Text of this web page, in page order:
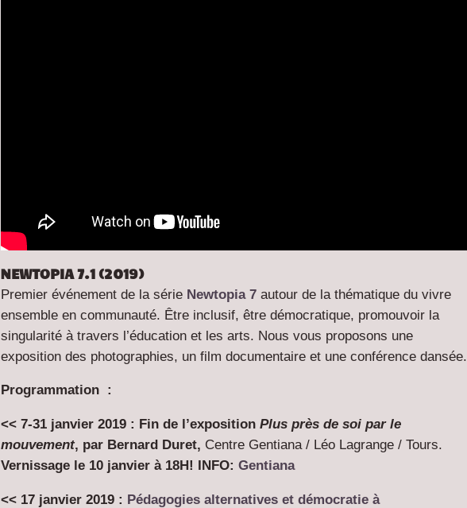
NEWTOPIA 7.1 (2019)
Premier événement de la série Newtopia 7 autour de la thématique du vivre
ensemble en communauté. Être inclusif, être démocratique, promouvoir la
singularité à travers l’éducation et les arts. Nous vous proposons une
exposition des photographies, un film documentaire et une conférence dansée.
Programmation :
<< 7-31 janvier 2019 : Fin de l’exposition Plus près de soi par le
mouvement, par Bernard Duret, Centre Gentiana / Léo Lagrange / Tours.
Vernissage le 10 janvier à 18H! INFO: Gentiana
<< 17 janvier 2019 : Pédagogies alternatives et démocratie à